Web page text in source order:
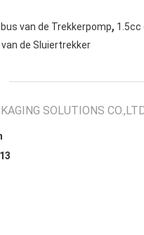
van de Trekkerpomp, 1.5cc
de Sluiertrekker
SOLUTIONS